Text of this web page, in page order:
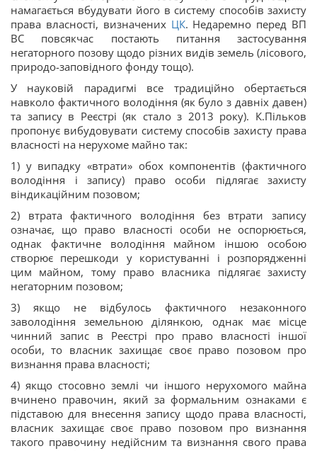
намагається вбудувати його в систему способів захисту
права власності, визначених ЦК. Недаремно перед ВП
ВС повсякчас постають питання застосування
негаторного позову щодо різних видів земель (лісового,
природо-заповідного фонду тощо).
У науковій парадигмі все традиційно обертається
навколо фактичного володіння (як було з давніх давен)
та запису в Реєстрі (як стало з 2013 року). К.Пільков
пропонує вибудовувати систему способів захисту права
власності на нерухоме майно так:
1) у випадку «втрати» обох компонентів (фактичного
володіння і запису) право особи підлягає захисту
віндикаційним позовом;
2) втрата фактичного володіння без втрати запису
означає, що право власності особи не оспорюється,
однак фактичне володіння майном іншою особою
створює перешкоди у користуванні і розпорядженні
цим майном, тому право власника підлягає захисту
негаторним позовом;
3) якщо не відбулось фактичного незаконного
заволодіння земельною ділянкою, однак має місце
чинний запис в Реєстрі про право власності іншої
особи, то власник захищає своє право позовом про
визнання права власності;
4) якщо стосовно землі чи іншого нерухомого майна
вчинено правочин, який за формальним ознаками є
підставою для внесення запису щодо права власності,
власник захищає своє право позовом про визнання
такого правочину недійсним та визнання свого права